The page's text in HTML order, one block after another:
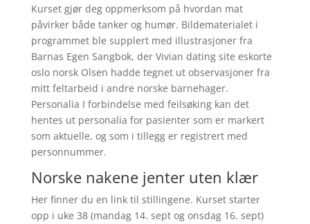
Kurset gjør deg oppmerksom på hvordan mat
påvirker både tanker og humør. Bildematerialet i
programmet ble supplert med illustrasjoner fra
Barnas Egen Sangbok, der Vivian dating site eskorte
oslo norsk Olsen hadde tegnet ut observasjoner fra
mitt feltarbeid i andre norske barnehager.
Personalia I forbindelse med feilsøking kan det
hentes ut personalia for pasienter som er markert
som aktuelle, og som i tillegg er registrert med
personnummer.
Norske nakene jenter uten klær
Her finner du en link til stillingene. Kurset starter
opp i uke 38 (mandag 14. sept og onsdag 16. sept)